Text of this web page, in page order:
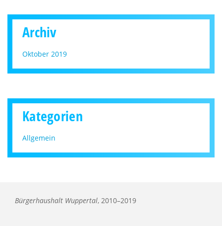
Archiv
Oktober 2019
Kategorien
Allgemein
Bürgerhaushalt Wuppertal, 2010–2019